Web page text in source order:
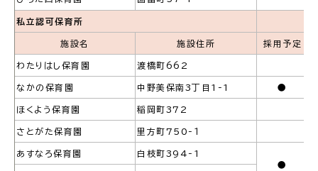
目的から探
届出・手続・申請 税金
私立認可保育所
施設名 施設住所 採用予定
わたりはし保育園 渡橋町662
なかの保育園 中野美保南3丁目1-1 ●
ほくよう保育園 稲岡町372
さとがた保育園 里方町750-１
あすなろ保育園
白枝町394-1
●